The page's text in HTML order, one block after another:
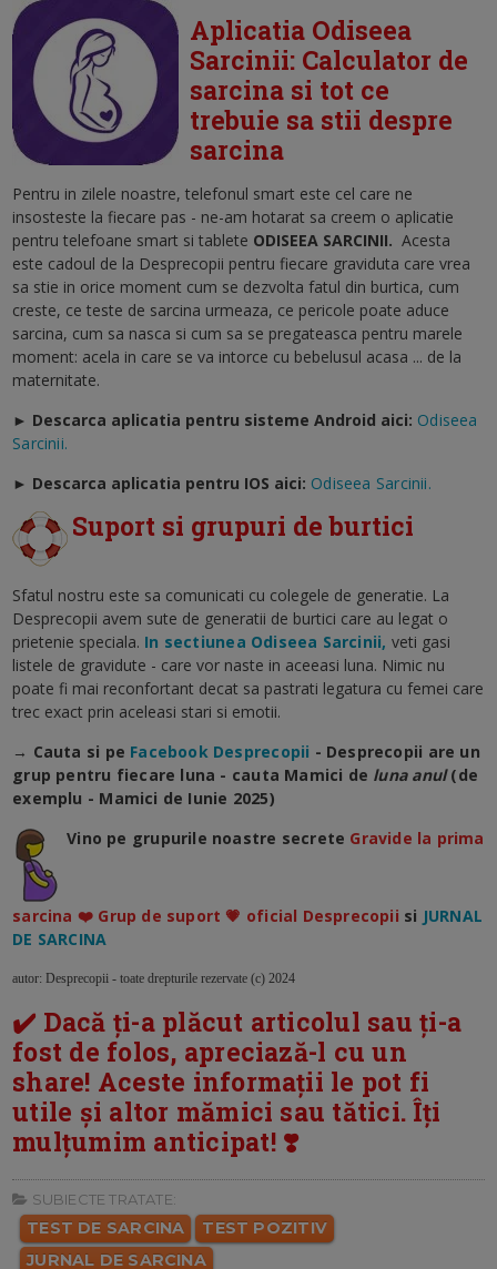
Aplicatia Odiseea
Sarcinii: Calculator de
sarcina si tot ce
trebuie sa stii despre
sarcina
Pentru in zilele noastre, telefonul smart este cel care ne
insosteste la fiecare pas - ne-am hotarat sa creem o aplicatie
pentru telefoane smart si tablete ODISEEA SARCINII. Acesta
este cadoul de la Desprecopii pentru fiecare graviduta care vrea
sa stie in orice moment cum se dezvolta fatul din burtica, cum
creste, ce teste de sarcina urmeaza, ce pericole poate aduce
sarcina, cum sa nasca si cum sa se pregateasca pentru marele
moment: acela in care se va intorce cu bebelusul acasa ... de la
maternitate.
► Descarca aplicatia pentru sisteme Android aici: Odiseea
Sarcinii.
► Descarca aplicatia pentru IOS aici: Odiseea Sarcinii.
Suport si grupuri de burtici
Sfatul nostru este sa comunicati cu colegele de generatie. La
Desprecopii avem sute de generatii de burtici care au legat o
prietenie speciala. In sectiunea Odiseea Sarcinii, veti gasi
listele de gravidute - care vor naste in aceeasi luna. Nimic nu
poate fi mai reconfortant decat sa pastrati legatura cu femei care
trec exact prin aceleasi stari si emotii.
→ Cauta si pe Facebook Desprecopii - Desprecopii are un
grup pentru fiecare luna - cauta Mamici de luna anul (de
exemplu - Mamici de Iunie 2025)
Vino pe grupurile noastre secrete Gravide la prima
sarcina ❤️ Grup de suport 💗 oficial Desprecopii si JURNAL
DE SARCINA
autor: Desprecopii - toate drepturile rezervate (c) 2024
✔️ Dacă ți-a plăcut articolul sau ți-a
fost de folos, apreciază-l cu un
share! Aceste informații le pot fi
utile și altor mămici sau tătici. Îți
mulțumim anticipat! ❣️
SUBIECTE TRATATE:
TEST DE SARCINA
TEST POZITIV
JURNAL DE SARCINA